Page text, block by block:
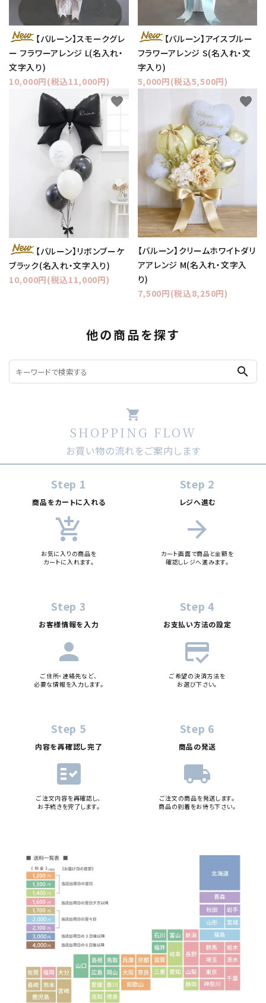
【バルーン】スモークグレ
ー フラワーアレンジ L(名入れ・
文字入り)
10,000円(税込11,000円)
【バルーン】アイスブルー
フラワーアレンジ S(名入れ・文
字入り)
5,000円(税込5,500円)
【バルーン】リボンブーケ
ブラック(名入れ・文字入り)
10,000円(税込11,000円)
favorite
【バルーン】クリームホワイトダリ
アアレンジ M(名入れ・文字入
り)
7,500円(税込8,250円)
favorite
他の商品を探す
search
shopping_cart
SHOPPING FLOW
お買い物の流れをご案内します
Step 1
商品をカートに入れる
add_shopping_cart
お気に入りの商品を
カートに入れます。
Step 2
レジへ進む
arrow_forward
カート画面で商品と金額を
確認しレジへ進みます。
Step 3
お客様情報を入力
person
ご住所・連絡先など、
必要な情報を入力します。
Step 4
お支払い方法の設定
credit_score
ご希望の決済方法を
お選び下さい。
Step 5
内容を再確認し完了
fact_check
ご注文内容を再確認し、
お手続きを完了します。
Step 6
商品の発送
local_shipping
ご注文の商品を発送します。
商品の到着をお待ち下さい。